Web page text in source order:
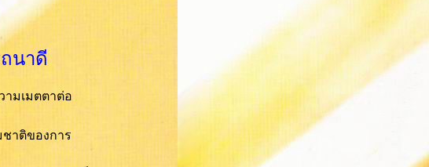
นาดี
ามเมตตาต่อ
ชาติของการ